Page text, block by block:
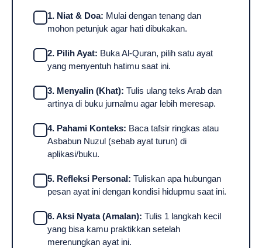
1. Niat & Doa: Mulai dengan tenang dan
mohon petunjuk agar hati dibukakan.
2. Pilih Ayat: Buka Al-Quran, pilih satu ayat
yang menyentuh hatimu saat ini.
3. Menyalin (Khat): Tulis ulang teks Arab dan
artinya di buku jurnalmu agar lebih meresap.
4. Pahami Konteks: Baca tafsir ringkas atau
Asbabun Nuzul (sebab ayat turun) di
aplikasi/buku.
5. Refleksi Personal: Tuliskan apa hubungan
pesan ayat ini dengan kondisi hidupmu saat ini.
6. Aksi Nyata (Amalan): Tulis 1 langkah kecil
yang bisa kamu praktikkan setelah
merenungkan ayat ini.